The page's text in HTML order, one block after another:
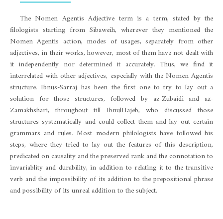
The Nomen Agentis Adjective term is a term, stated by the
filologists starting from Sibaweih, wherever they mentioned the
Nomen Agentis action, modes of usages, separately from other
adjectives, in their works, however, most of them have not dealt with
it independently nor determined it accurately. Thus, we find it
interrelated with other adjectives, especially with the Nomen Agentis
structure. Ibnus-Sarraj has been the first one to try to lay out a
solution for those structures, followed by az-Zubaidi and az-
Zamakhshari, throughout till IbnulHajeb, who discussed those
structures systematically and could collect them and lay out certain
grammars and rules. Most modern philologists have followed his
steps, where they tried to lay out the features of this description,
predicated on causality and the preserved rank and the connotation to
invariablity and durability, in addition to relating it to the transitive
verb and the impossibility of its addition to the prepositional phrase
and possibility of its unreal addition to the subject.